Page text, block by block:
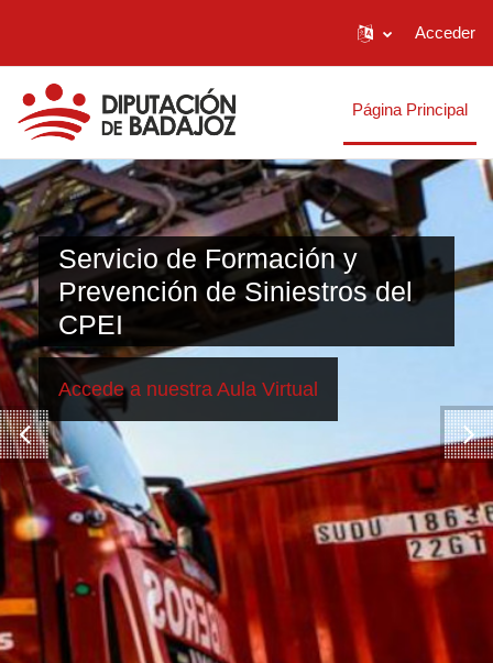
Acceder
Página Principal
Servicio de Formación y
Prevención de Siniestros del
CPEI
Accede a nuestra Aula Virtual